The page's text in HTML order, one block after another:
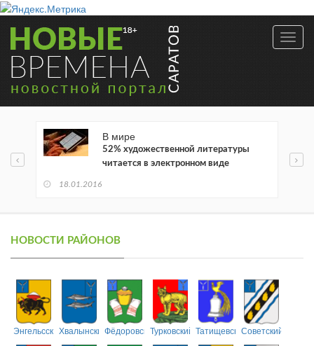
В мире
52% художественной литературы
читается в электронном виде
18.01.2016
НОВОСТИ РАЙОНОВ
ЭнгельсскийХвалынскийФёдоровскийТурковский ТатищевскийСоветский